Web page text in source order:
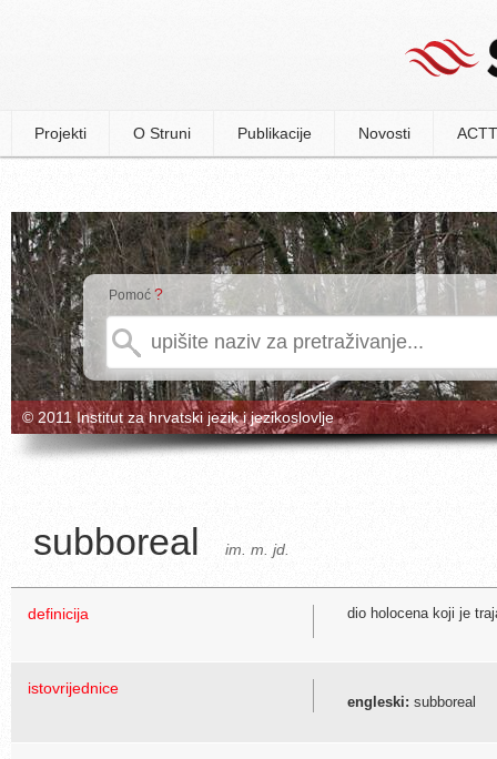
Projekti O Struni Publikacije Novosti
Pomoć ?
© 2011 Institut za hrvatski jezik i jezikoslovlje
subboreal im. m. jd.
definicija dio holocena koji je
istovrijednice
engleski: subboreal